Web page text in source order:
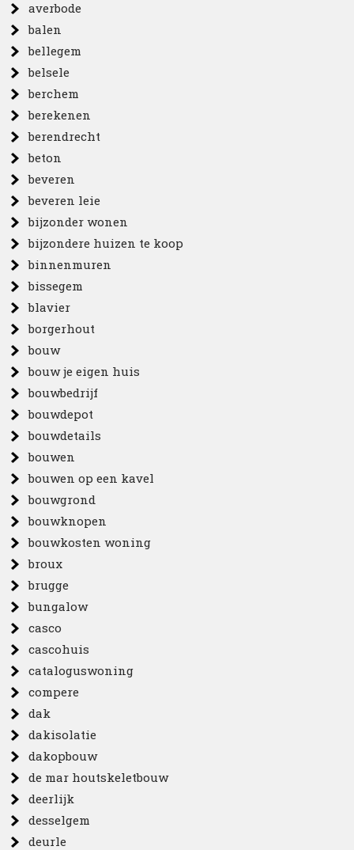
averbode
balen
bellegem
belsele
berchem
berekenen
berendrecht
beton
beveren
beveren leie
bijzonder wonen
bijzondere huizen te koop
binnenmuren
bissegem
blavier
borgerhout
bouw
bouw je eigen huis
bouwbedrijf
bouwdepot
bouwdetails
bouwen
bouwen op een kavel
bouwgrond
bouwknopen
bouwkosten woning
broux
brugge
bungalow
casco
cascohuis
cataloguswoning
compere
dak
dakisolatie
dakopbouw
de mar houtskeletbouw
deerlijk
desselgem
deurle